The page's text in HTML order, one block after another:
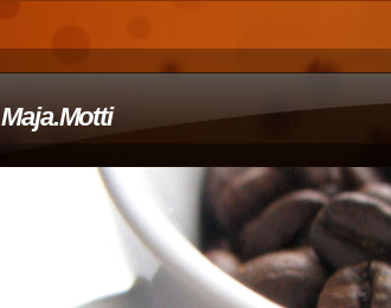
Maja.Motti